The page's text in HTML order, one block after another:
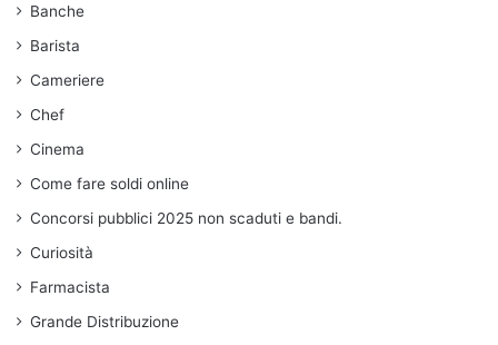
Banche
Barista
Cameriere
Chef
Cinema
Come fare soldi online
Concorsi pubblici 2025 non scaduti e bandi.
Curiosità
Farmacista
Grande Distribuzione